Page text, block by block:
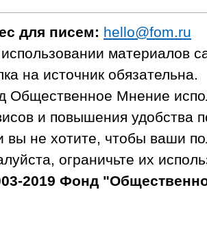
для писем: hello@fom.ru
материалов
на источник обязательна.
Общественное Мнение
и повышения удобства
вы не хотите, чтобы ваши
ограничьте их
2019 Фонд